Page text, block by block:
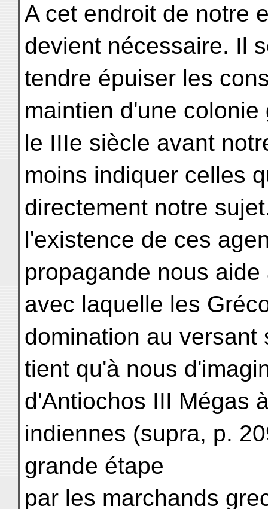
A cet endroit de notre
devient nécessaire. Il
tendre épuiser les
maintien d'une
le IIIe siècle avant
moins indiquer celles
directement notre
l'existence de ces
propagande nous
avec laquelle les
domination au
tient qu'à nous
d'Antiochos III Mégas
indiennes (supra, p.
grande étape
par les marchands